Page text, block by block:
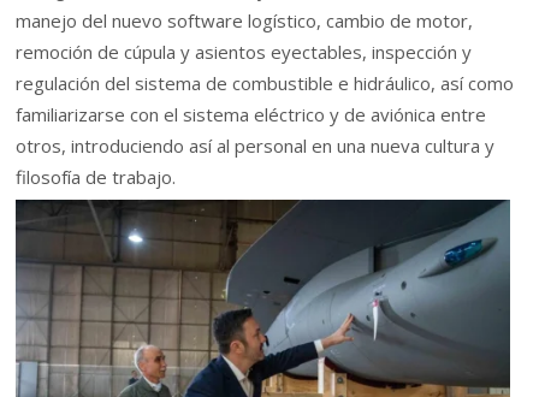
manejo del nuevo software logístico, cambio de motor,
remoción de cúpula y asientos eyectables, inspección y
regulación del sistema de combustible e hidráulico, así como
familiarizarse con el sistema eléctrico y de aviónica entre
otros, introduciendo así al personal en una nueva cultura y
filosofía de trabajo.